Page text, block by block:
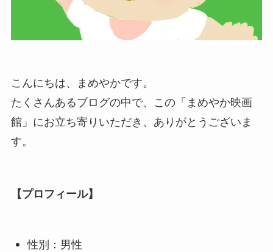
こんにちは、まめやかです。
たくさんあるブログの中で、この「まめやか映画
館」にお立ち寄りいただき、ありがとうございま
す。
【プロフィール】
性別：男性